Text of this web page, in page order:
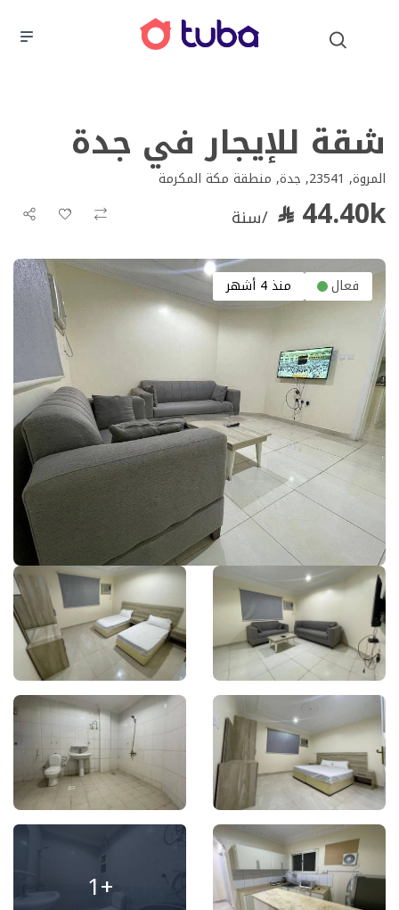
شقة للإيجار في جدة
المروة, 23541, جدة, منطقة مكة المكرمة
44.40k /سنة
فعال منذ 4 أشهر
+1